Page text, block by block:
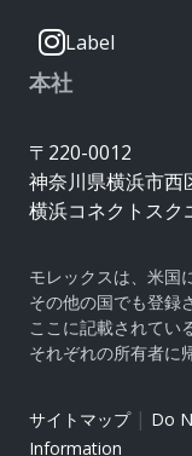
Label
本社
〒220-0012
神奈川県横浜市西
横浜コネクトスク
モレックスは、米国
その他の国でも登録
ここに記載されてい
それぞれの所有者
サイトマップ| Do
Information